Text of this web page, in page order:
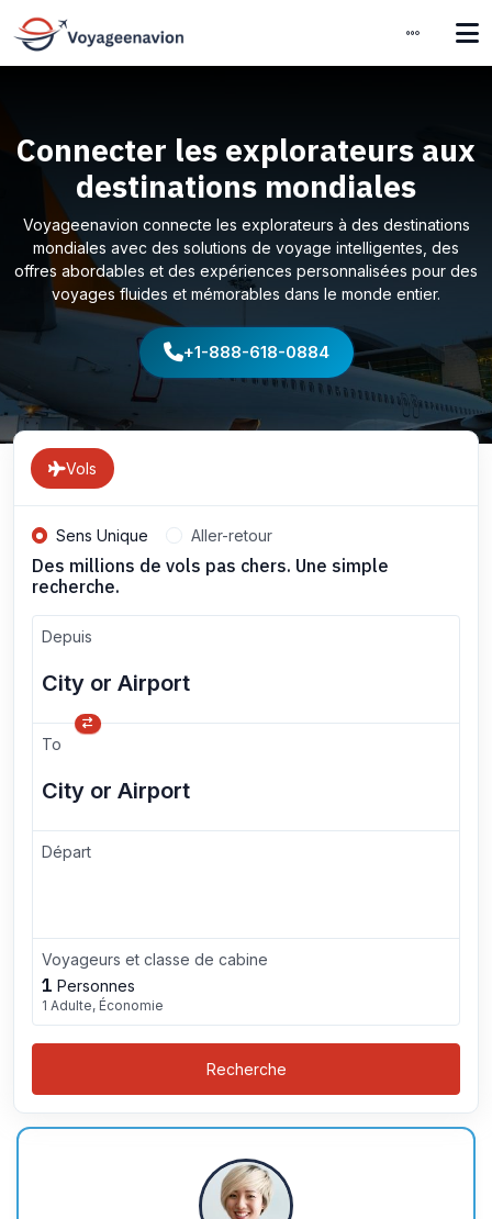
Connecter les explorateurs aux
destinations mondiales
Voyageenavion connecte les explorateurs à des destinations
mondiales avec des solutions de voyage intelligentes, des
offres abordables et des expériences personnalisées pour des
voyages fluides et mémorables dans le monde entier.
+1-888-618-0884
Vols
Sens Unique Aller-retour
Des millions de vols pas chers. Une simple
recherche.
Depuis
To
Départ
Voyageurs et classe de cabine
1 Personnes
1 Adulte, Économie
Recherche